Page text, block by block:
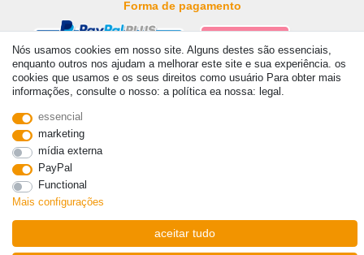
Forma de pagamento
see article detail | * Applies to deliveries to the UK!
Nós usamos cookies em nosso site. Alguns destes são essenciais,
enquanto outros nos ajudam a melhorar este site e sua experiência. os
cookies que usamos e os seus direitos como usuário Para obter mais
informações, consulte o nosso: a política ea nossa: legal.
essencial
marketing
mídia externa
PayPal
Functional
Mais configurações
aceitar tudo